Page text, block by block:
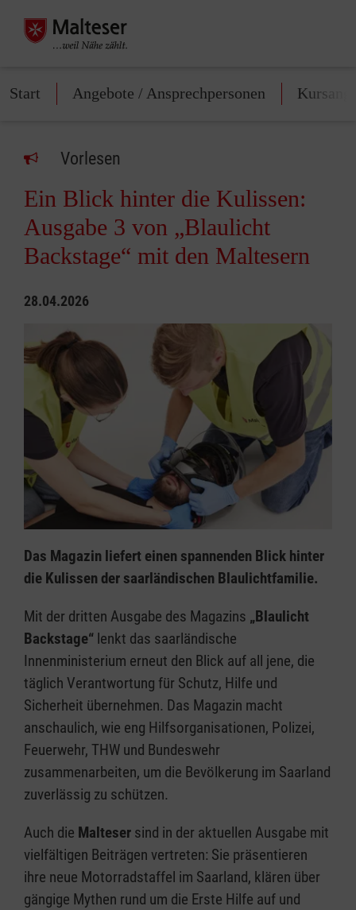
Start Angebote / Ansprechpersonen
Vorlesen
Ein Blick hinter die Kulissen:
Ausgabe 3 von „Blaulicht
Backstage“ mit den Maltesern
28.04.2026
Das Magazin liefert einen spannenden Blick hinter
die Kulissen der saarländischen Blaulichtfamilie.
Mit der dritten Ausgabe des Magazins „Blaulicht
Backstage“ lenkt das saarländische
Innenministerium erneut den Blick auf all jene, die
täglich Verantwortung für Schutz, Hilfe und
Sicherheit übernehmen. Das Magazin macht
anschaulich, wie eng Hilfsorganisationen, Polizei,
Feuerwehr, THW und Bundeswehr
zusammenarbeiten, um die Bevölkerung im Saarland
zuverlässig zu schützen.
Auch die Malteser sind in der aktuellen Ausgabe mit
vielfältigen Beiträgen vertreten: Sie präsentieren
ihre neue Motorradstaffel im Saarland, klären über
gängige Mythen rund um die Erste Hilfe auf und